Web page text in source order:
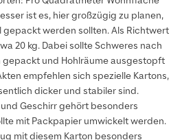
ist es, hier großzügig zu planen,
gepackt werden sollten. Als Richtwert
20 kg. Dabei sollte Schweres nach
gepackt und Hohlräume ausgestopft
empfehlen sich spezielle Kartons,
dicker und stabiler sind.
Geschirr gehört besonders
mit Packpapier umwickelt werden.
mit diesem Karton besonders